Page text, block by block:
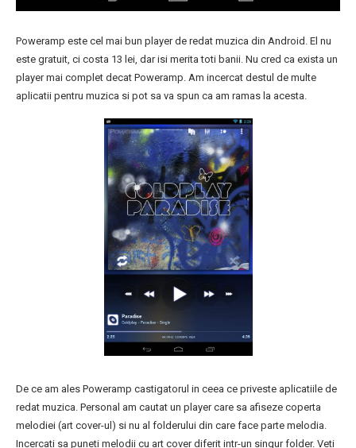
Poweramp este cel mai bun player de redat muzica din Android. El nu
este gratuit, ci costa 13 lei, dar isi merita toti banii. Nu cred ca exista un
player mai complet decat Poweramp. Am incercat destul de multe
aplicatii pentru muzica si pot sa va spun ca am ramas la acesta.
De ce am ales Poweramp castigatorul in ceea ce priveste aplicatiile de
redat muzica. Personal am cautat un player care sa afiseze coperta
melodiei (art cover-ul) si nu al folderului din care face parte melodia.
Incercati sa puneti melodii cu art cover diferit intr-un singur folder. Veti